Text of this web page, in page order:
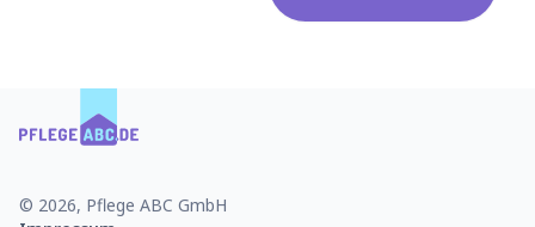
© 2026, Pflege ABC GmbH